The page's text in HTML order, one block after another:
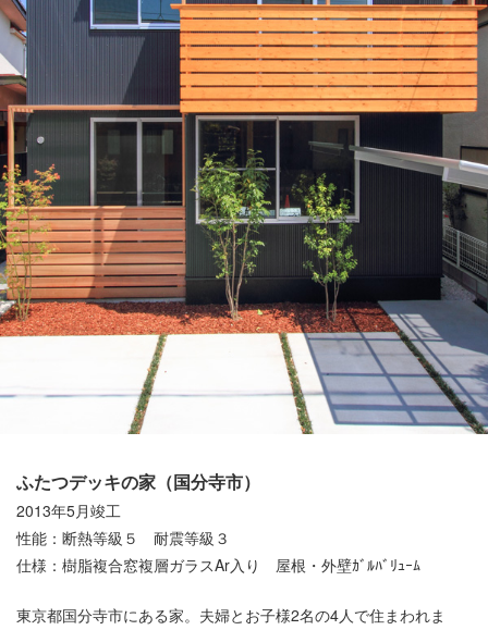
ふたつデッキの家（国分寺市）
2013年5月竣工
性能：断熱等級５ 耐震等級３
仕様：樹脂複合窓複層ガラスAr入り 屋根・外壁ｶﾞﾙﾊﾞﾘｭｰﾑ
東京都国分寺市にある家。夫婦とお子様2名の4人で住まわれま